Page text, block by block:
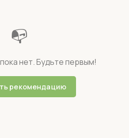
📭
нет. Будьте первым!
рекомендацию